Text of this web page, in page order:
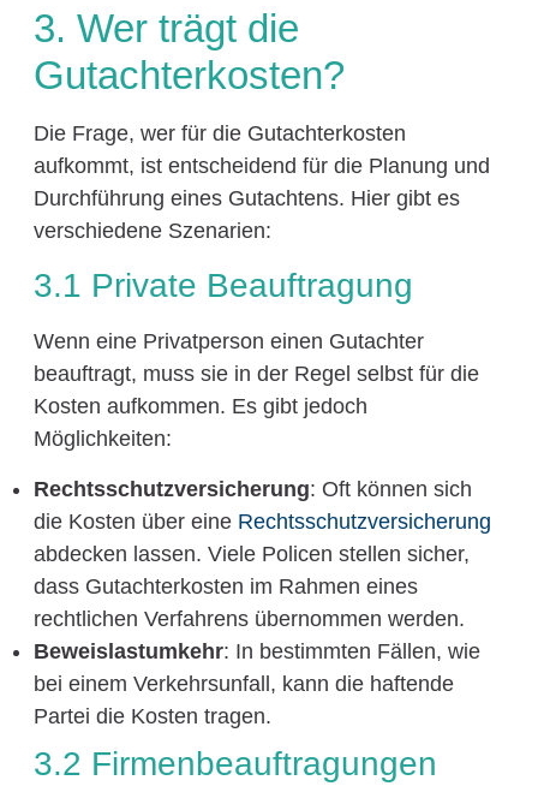
3. Wer trägt die
Gutachterkosten?
Die Frage, wer für die Gutachterkosten
aufkommt, ist entscheidend für die Planung und
Durchführung eines Gutachtens. Hier gibt es
verschiedene Szenarien:
3.1 Private Beauftragung
Wenn eine Privatperson einen Gutachter
beauftragt, muss sie in der Regel selbst für die
Kosten aufkommen. Es gibt jedoch
Möglichkeiten:
Rechtsschutzversicherung: Oft können sich
die Kosten über eine Rechtsschutzversicherung
abdecken lassen. Viele Policen stellen sicher,
dass Gutachterkosten im Rahmen eines
rechtlichen Verfahrens übernommen werden.
Beweislastumkehr: In bestimmten Fällen, wie
bei einem Verkehrsunfall, kann die haftende
Partei die Kosten tragen.
3.2 Firmenbeauftragungen